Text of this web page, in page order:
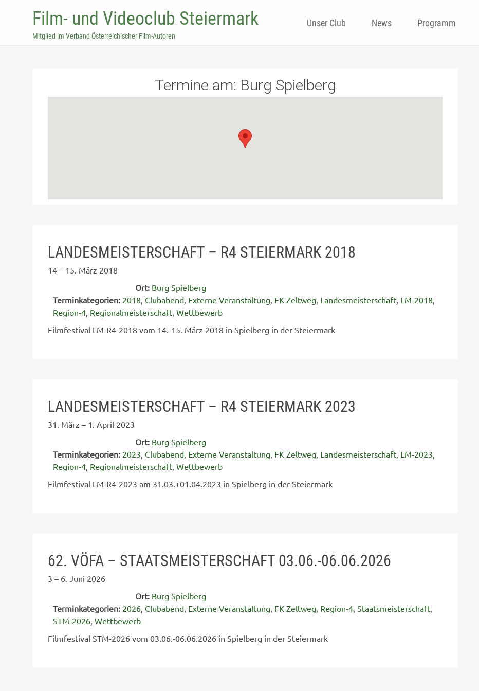
Film- und Videoclub Steiermark
Mitglied im Verband Österreichischer Film-Autoren
to
Unser Club News Programm
Termine am: Burg Spielberg
LANDESMEISTERSCHAFT – R4 STEIERMARK 2018
14 – 15. März 2018
Ort: Burg Spielberg
Terminkategorien: 2018, Clubabend, Externe Veranstaltung, FK Zeltweg, Landesmeisterschaft, LM-2018,
Region-4, Regionalmeisterschaft, Wettbewerb
Filmfestival LM-R4-2018 vom 14.-15. März 2018 in Spielberg in der Steiermark
LANDESMEISTERSCHAFT – R4 STEIERMARK 2023
31. März – 1. April 2023
Ort: Burg Spielberg
Terminkategorien: 2023, Clubabend, Externe Veranstaltung, FK Zeltweg, Landesmeisterschaft, LM-2023,
Region-4, Regionalmeisterschaft, Wettbewerb
Filmfestival LM-R4-2023 am 31.03.+01.04.2023 in Spielberg in der Steiermark
62. VÖFA – STAATSMEISTERSCHAFT 03.06.-06.06.2026
3 – 6. Juni 2026
Ort: Burg Spielberg
Terminkategorien: 2026, Clubabend, Externe Veranstaltung, FK Zeltweg, Region-4, Staatsmeisterschaft,
STM-2026, Wettbewerb
Filmfestival STM-2026 vom 03.06.-06.06.2026 in Spielberg in der Steiermark